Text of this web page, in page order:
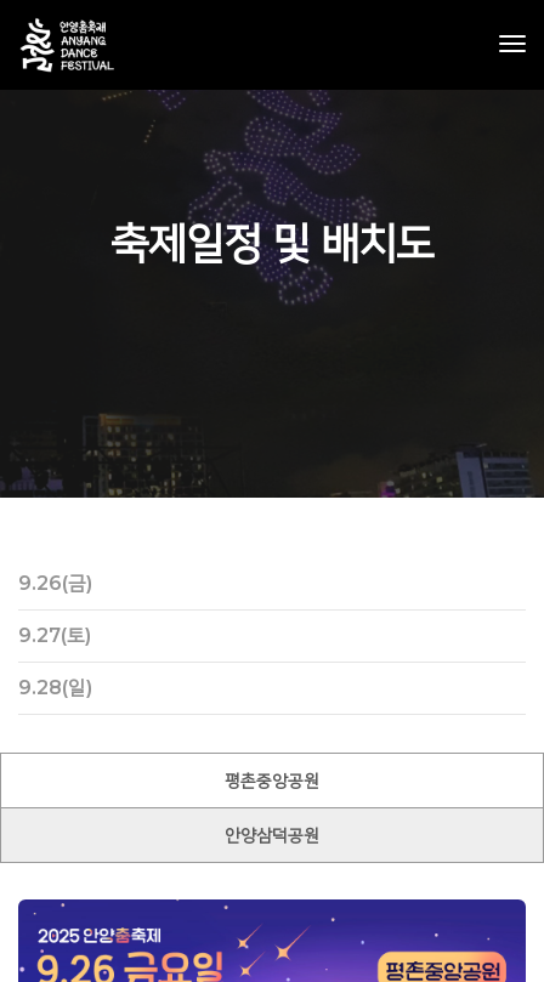
축제일정 및 배치도
9.26(금)
9.27(토)
9.28(일)
평촌중앙공원
안양삼덕공원